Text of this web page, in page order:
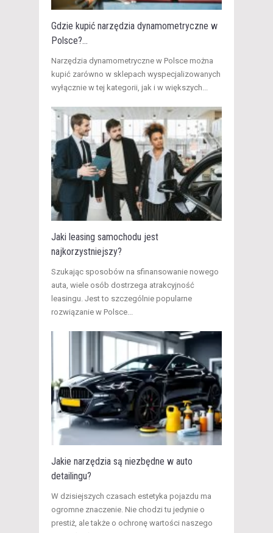
Gdzie kupić narzędzia dynamometryczne w
Polsce?...
​Narzędzia dynamometryczne w Polsce można
kupić zarówno w sklepach wyspecjalizowanych
wyłącznie w tej kategorii, jak i w większych...
Jaki leasing samochodu jest
najkorzystniejszy?
Szukając sposobów na sfinansowanie nowego
auta, wiele osób dostrzega atrakcyjność
leasingu. Jest to szczególnie popularne
rozwiązanie w Polsce...
Jakie narzędzia są niezbędne w auto
detailingu?
W dzisiejszych czasach estetyka pojazdu ma
ogromne znaczenie. Nie chodzi tu jedynie o
prestiż, ale także o ochronę wartości naszego